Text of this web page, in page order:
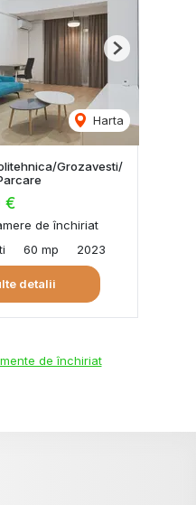
Harta
Next
Grozavesti/
€
de închiriat
60 mp 2023
detalii
de închiriat